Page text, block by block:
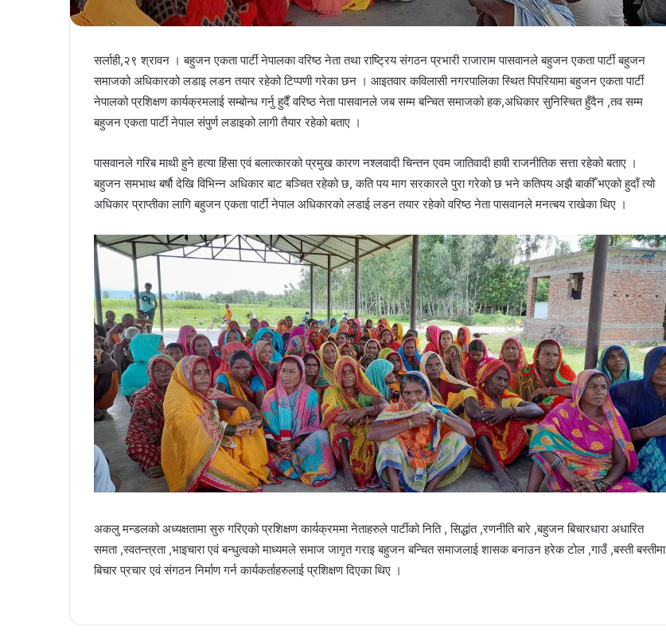
सर्लाही,२९ श्रावन । बहुजन एकता पार्टी नेपालका वरिष्ठ नेता तथा राष्ट्रिय संगठन प्रभारी राजाराम पासवानले बहुजन एकता पार्टी बहुजन
समाजको अधिकारको लडाइ लडन तयार रहेको टिप्पणी गरेका छन । आइतवार कविलासी नगरपालिका स्थित पिपरियामा बहुजन एकता पार्टी
नेपालको प्रशिक्षण कार्यक्रमलाई सम्बोन्ध गर्नु हुदैँ वरिष्ठ नेता पासवानले जब सम्म बन्चित समाजको हक,अधिकार सुनिस्चित हुँदैन ,तव सम्म
बहुजन एकता पार्टी नेपाल संपुर्ण लडाइको लागी तैयार रहेको बताए ।
पासवानले गरिब माथी हुने हत्या हिंसा एवं बलात्कारको प्रमुख कारण नश्लवादी चिन्तन एवम जातिवादी हावी राजनीतिक सत्ता रहेको बताए ।
बहुजन समभाथ बर्षौ देखि विभिन्न अधिकार बाट बञ्चित रहेको छ, कति पय माग सरकारले पुरा गरेको छ भने कतिपय अझै बाकीँ भएको हुदाँ त्यो
अधिकार प्राप्तीका लागि बहुजन एकता पार्टी नेपाल अधिकारको लडाई लडन तयार रहेको वरिष्ठ नेता पासवानले मनत्बय राखेका थिए ।
अकलु मन्डलको अध्यक्षतामा सुरु गरिएको प्रशिक्षण कार्यक्रममा नेताहरुले पार्टीको निति , सिद्धांत ,रणनीति बारे ,बहुजन बिचारधारा अधारित
समता ,स्वतन्त्रता ,भाइचारा एवं बन्धुत्वको माध्यमले समाज जागृत गराइ बहुजन बन्चित समाजलाई शासक बनाउन हरेक टोल ,गाउँ ,बस्ती बस्तीमा
बिचार प्रचार एवं संगठन निर्माण गर्न कार्यकर्ताहरुलाई प्रशिक्षण दिएका थिए ।